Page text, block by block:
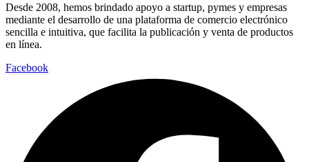
Desde 2008, hemos brindado apoyo a startup, pymes y empresas
mediante el desarrollo de una plataforma de comercio electrónico
sencilla e intuitiva, que facilita la publicación y venta de productos
en línea.
Facebook